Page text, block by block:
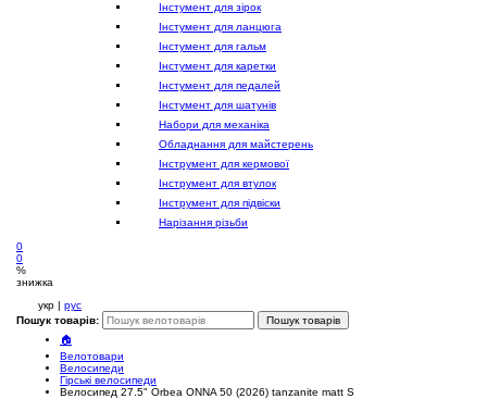
Інстумент для зірок
Інстумент для ланцюга
Інстумент для гальм
Інстумент для каретки
Інстумент для педалей
Інстумент для шатунів
Набори для механіка
Обладнання для майстерень
Інструмент для кермової
Інструмент для втулок
Інструмент для підвіски
Нарізання різьби
0
0
%
знижка
укр | рус
Пошук товарів:
Пошук товарів
🏠
Велотовари
Велосипеди
Гірські велосипеди
Велосипед 27.5" Orbea ONNA 50 (2026) tanzanite matt S